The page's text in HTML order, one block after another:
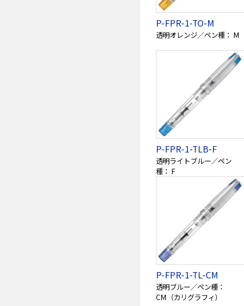
P-FPR-1-TO-M
透明オレンジ／ペン種： M
P-FPR-1-TLB-F
透明ライトブルー／ペン
種： F
P-FPR-1-TL-CM
透明ブルー／ペン種：
CM（カリグラフィ）